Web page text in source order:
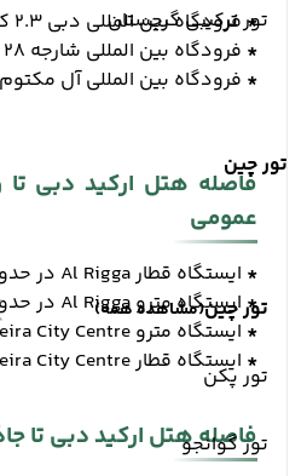
تور ترکیبی گرجستان
تور چین
تور چین(مشاهده همه)
تور پکن
تور گوانجو
*فرودگاه بین المللی دبی 2.3 کیلومتر
* فرودگاه بین المللی شارجه 28 کیلومتر
* فرودگاه بین المللی آل مکتوم 51 کیلومتر
فاصله هتل ارکید دبی
عمومی
* ایستگاه قطار Al Rigga در حدود 400 متر
*ایستگاه مترو Al Rigga در حدود 450 متر
* ایستگاه مترو Deira City Centre در حدود 1.1 کیلومتر
* ایستگاه قطار Deira City Centre در حدود 1.2 کیلومتر
فاصله هتل ارکید دبی تا